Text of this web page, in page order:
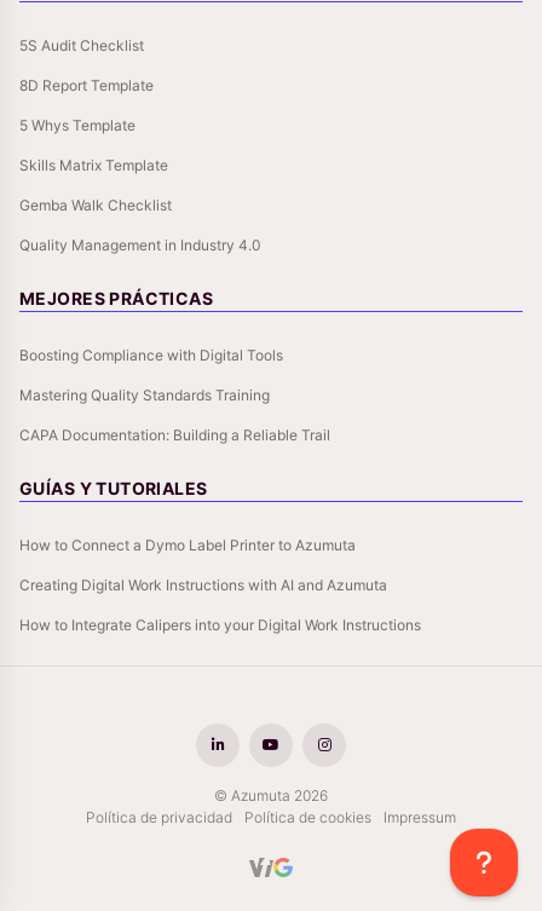
5S Audit Checklist
8D Report Template
5 Whys Template
Skills Matrix Template
Gemba Walk Checklist
Quality Management in Industry 4.0
MEJORES PRÁCTICAS
Boosting Compliance with Digital Tools
Mastering Quality Standards Training
CAPA Documentation: Building a Reliable Trail
GUÍAS Y TUTORIALES
How to Connect a Dymo Label Printer to Azumuta
Creating Digital Work Instructions with AI and Azumuta
How to Integrate Calipers into your Digital Work Instructions
© Azumuta 2026
Política de privacidad
Política de cookies Impressum